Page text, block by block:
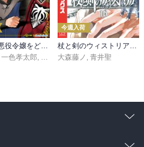
町人Ａは悪役令嬢をどうしても救いたい ～どぶと空と氷の姫君～１０【電子書店共通特典イラスト付】
一色孝太郎, Parum
今週入荷
杖と剣のウィストリア（１６）
大森藤ノ , 青井聖